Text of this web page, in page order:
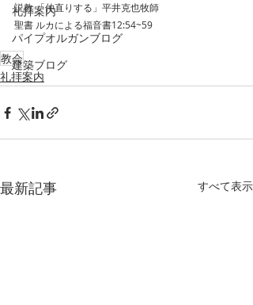
礼拝案内
パイプオルガンブログ
建築ブログ
説教 「仲直りする」平井克也牧師
聖書 ルカによる福音書12:54~59
教会
礼拝案内
最新記事 すべて表示